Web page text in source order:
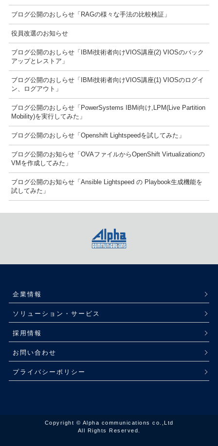
ブログ公開のおしらせ「RAGの様々な手法の比較検証」
役員改選のお知らせ
ブログ公開のおしらせ「IBMi技術者向けVIOS講座(2) VIOSのバック
アップとレストア」
ブログ公開のおしらせ「IBMi技術者向けVIOS講座(1) VIOSのログイ
ン、ログアウト」
ブログ公開のおしらせ「PowerSystems IBMi向け,LPM(Live Partition
Mobility)を実行してみた」
ブログ公開のおしらせ「Openshift Lightspeedを試してみた」
ブログ公開のお知らせ「OVAファイルからOpenShift Virtualizationの
VMを作成してみた」
ブログ公開のお知らせ「Ansible Lightspeed の Playbook生成機能を
試してみた」
企業情報
ソリューション・サービス
採用情報
お問い合わせ
プライバシーポリシー
Copyright © Alpha communications co.,Ltd
All Rights Reserved.